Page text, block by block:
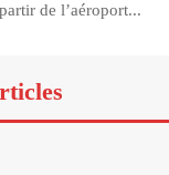
de l’aéroport...